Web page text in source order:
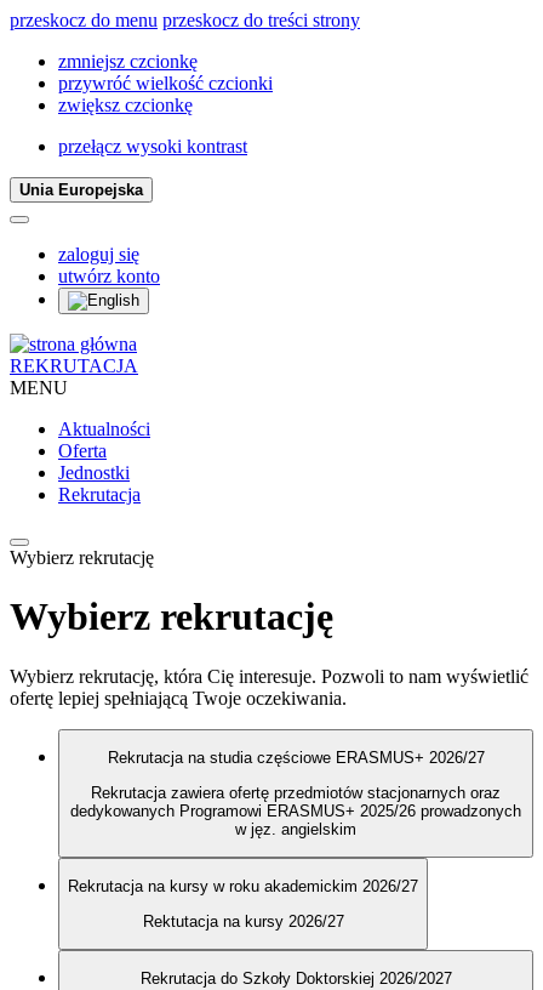
przeskocz do menu przeskocz do treści strony
zmniejsz czcionkę
przywróć wielkość czcionki
zwiększ czcionkę
przełącz wysoki kontrast
Unia Europejska
zaloguj się
utwórz konto
REKRUTACJA
MENU
Aktualności
Oferta
Jednostki
Rekrutacja
Wybierz rekrutację
Wybierz rekrutację
Wybierz rekrutację, która Cię interesuje. Pozwoli to nam wyświetlić
ofertę lepiej spełniającą Twoje oczekiwania.
Rekrutacja na studia częściowe ERASMUS+ 2026/27
Rekrutacja zawiera ofertę przedmiotów stacjonarnych oraz
dedykowanych Programowi ERASMUS+ 2025/26 prowadzonych
w jęz. angielskim
Rekrutacja na kursy w roku akademickim 2026/27
Rektutacja na kursy 2026/27
Rekrutacja do Szkoły Doktorskiej 2026/2027